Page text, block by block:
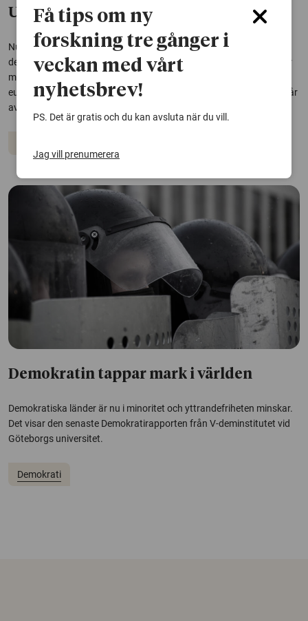
USA i snabbast nedgång
Nu sker en demokratisk tillbakagång i en rad tidigare stabila
demokratier. Demokratin i USA har försämrats i en takt som saknar
motstycke, men en demokratisk försämring märks även i flera
europeiska länder, bland dem Storbritannien och Italien. Det framgår
av en rapport från Göteborgs...
Demokratin tappar mark i världen
Demokratiska länder är nu i minoritet och yttrandefriheten minskar.
Det visar den senaste Demokratirapporten från V-deminstitutet vid
Göteborgs universitet.
Demokrati
Få tips om ny
forskning tre gånger i
veckan med vårt
nyhetsbrev!
PS. Det är gratis och du kan avsluta när du vill.
Jag vill prenumerera